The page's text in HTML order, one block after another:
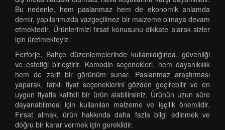
Bu nedenle, hem paslanmaz hem de ekonomik anlamda
demir, yapılarımızda vazgeçilmez bir malzeme olmaya devam
etmektedir. Ürünlerimizi fırsat konusunu dikkate alarak sizler
için üretmekteyiz.
Ferforje, Bahçe düzenlemelerinde kullanıldığında, güvenliği
ve estetiği birleştirir. Komodin seçenekleri, hem dayanıklılık
hem de zarif bir görünüm sunar. Paslanmaz araştırması
yaparak, farklı fiyat seçeneklerini gözden geçirebilir ve en
uygun fiyatla kaliteli bir ürün alabilirsiniz. Ürünün uzun süre
dayanabilmesi için kullanılan malzeme ve işçilik önemlidir.
Fırsat almak, ürün hakkında daha fazla bilgi edinmek ve
doğru bir karar vermek için gereklidir.